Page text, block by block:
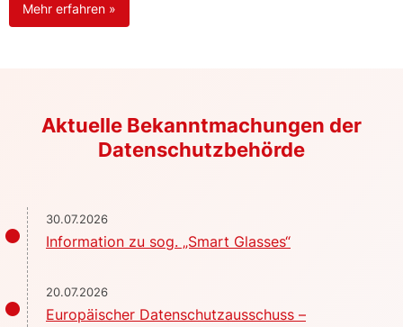
Mehr erfahren »
Aktuelle Bekanntmachungen der
Datenschutzbehörde
30.07.2026
Information zu sog. „Smart Glasses“
20.07.2026
Europäischer Datenschutzausschuss –